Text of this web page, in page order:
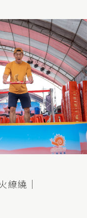
繚繞｜